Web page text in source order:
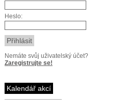
Heslo:
Nemáte svůj uživatelský účet?
Zaregistrujte se!
Kalendář akcí